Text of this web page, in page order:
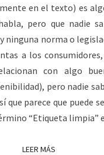
ADITIVOS)
en el texto) es
pero que nadie
ninguna norma o
a los
con algo
pero nadie
que parece que puede
“Etiqueta limpia”
LEER MÁSLEER MÁS